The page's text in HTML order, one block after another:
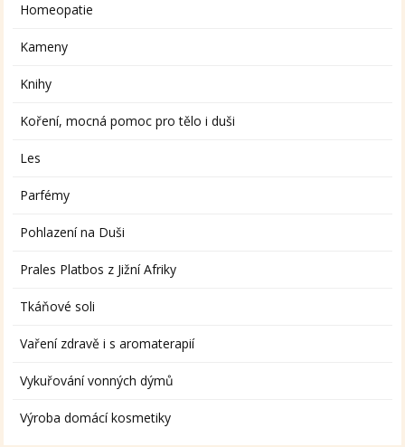
Homeopatie
Kameny
Knihy
Koření, mocná pomoc pro tělo i duši
Les
Parfémy
Pohlazení na Duši
Prales Platbos z Jižní Afriky
Tkáňové soli
Vaření zdravě i s aromaterapií
Vykuřování vonných dýmů
Výroba domácí kosmetiky